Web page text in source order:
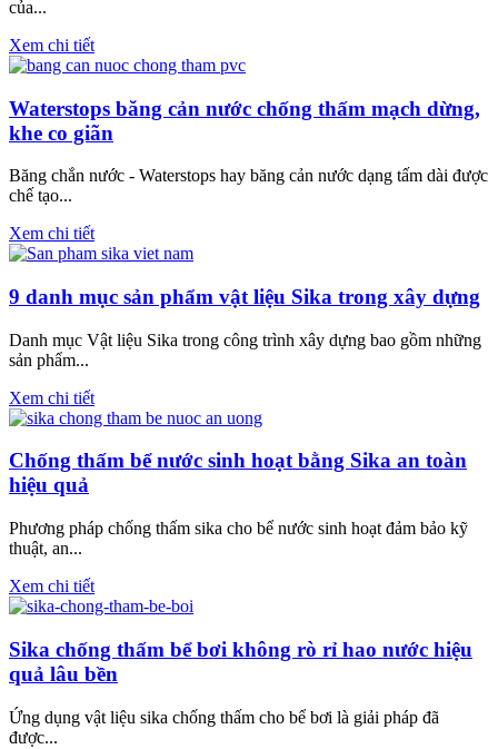
của...
Xem chi tiết
Waterstops băng cản nước chống thấm mạch dừng,
khe co giãn
Băng chắn nước - Waterstops hay băng cản nước dạng tấm dài được
chế tạo...
Xem chi tiết
9 danh mục sản phẩm vật liệu Sika trong xây dựng
Danh mục Vật liệu Sika trong công trình xây dựng bao gồm những
sản phẩm...
Xem chi tiết
Chống thấm bể nước sinh hoạt bằng Sika an toàn
hiệu quả
Phương pháp chống thấm sika cho bể nước sinh hoạt đảm bảo kỹ
thuật, an...
Xem chi tiết
Sika chống thấm bể bơi không rò rỉ hao nước hiệu
quả lâu bền
Ứng dụng vật liệu sika chống thấm cho bể bơi là giải pháp đã
được...